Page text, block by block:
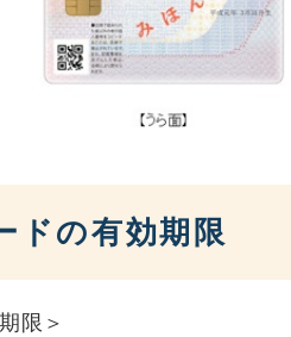
ドの有効期限
限＞